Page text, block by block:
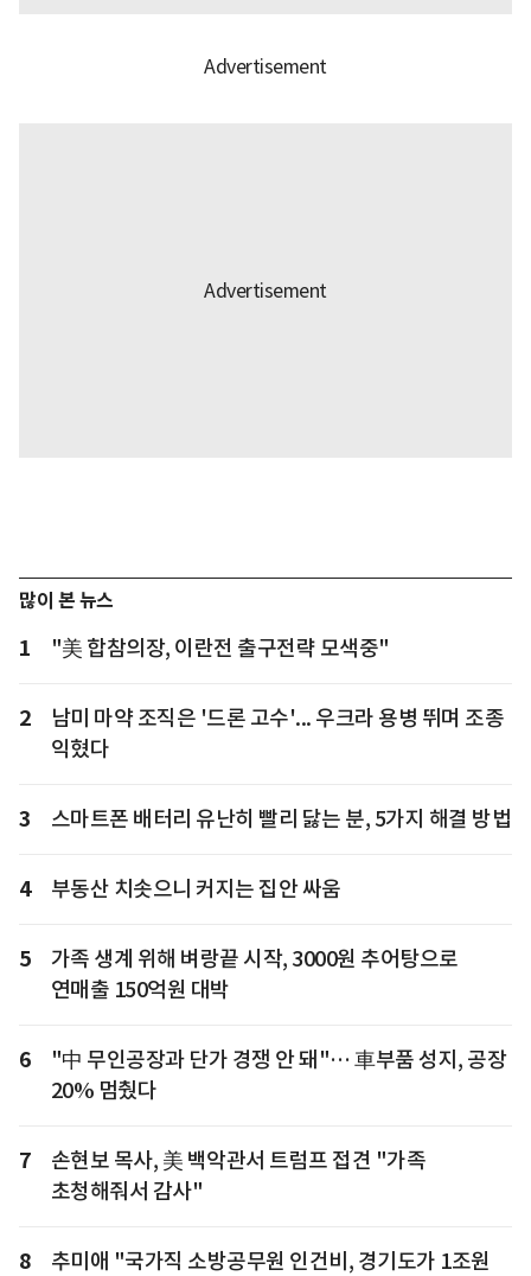
많이 본 뉴스
1 "美 합참의장, 이란전 출구전략 모색중"
2
남미 마약 조직은 '드론 고수'... 우크라 용병 뛰며 조종
익혔다
3 스마트폰 배터리 유난히 빨리 닳는 분, 5가지 해결 방법
4 부동산 치솟으니 커지는 집안 싸움
5
가족 생계 위해 벼랑끝 시작, 3000원 추어탕으로
연매출 150억원 대박
6
"中 무인공장과 단가 경쟁 안 돼"… 車부품 성지, 공장
20% 멈췄다
7
손현보 목사, 美 백악관서 트럼프 접견 "가족
초청해줘서 감사"
8
추미애 "국가직 소방공무원 인건비, 경기도가 1조원